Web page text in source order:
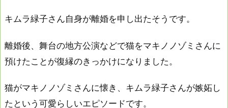
キムラ緑子さん自身が離婚を申し出たそうです。
離婚後、舞台の地方公演などで猫をマキノノゾミさんに
預けたことが復縁のきっかけになりました。
猫がマキノノゾミさんに懐き、キムラ緑子さんが嫉妬し
たという可愛らしいエピソードです。